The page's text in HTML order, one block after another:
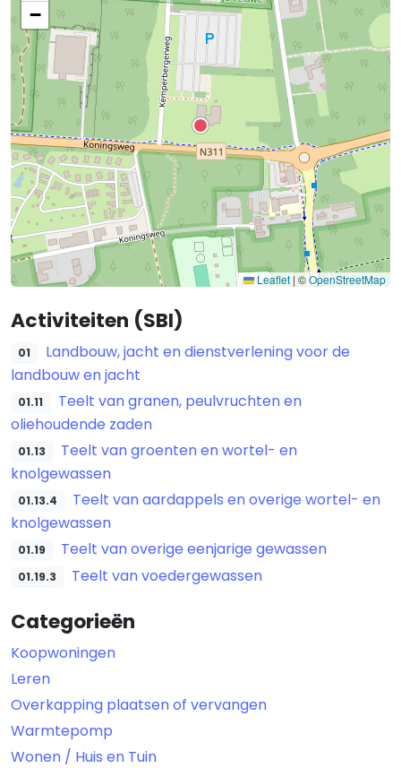
−
Leaflet | ©OpenStreetMap
Activiteiten (SBI)
01
Landbouw, jacht en dienstverlening voor de
landbouw en jacht
01.11
Teelt van granen, peulvruchten en
oliehoudende zaden
01.13
Teelt van groenten en wortel- en
knolgewassen
01.13.4
Teelt van aardappels en overige wortel- en
knolgewassen
01.19 Teelt van overige eenjarige gewassen
01.19.3 Teelt van voedergewassen
Categorieën
Koopwoningen
Leren
Overkapping plaatsen of vervangen
Warmtepomp
Wonen / Huis en Tuin